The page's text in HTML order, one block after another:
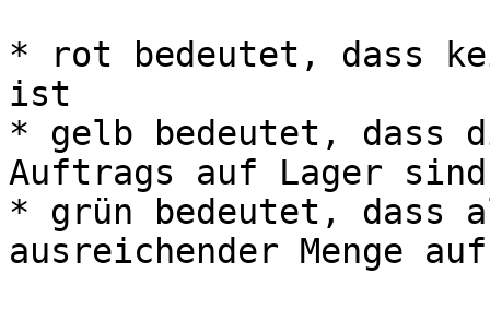
* rot bedeutet, dass
ist
* gelb bedeutet,
Auftrags auf Lager sind
* grün bedeutet,
ausreichender Menge